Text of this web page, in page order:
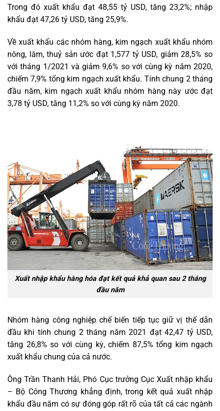
Trong đó xuất khẩu đạt 48,55 tỷ USD, tăng 23,2%; nhập
khẩu đạt 47,26 tỷ USD, tăng 25,9%.
Về xuất khẩu các nhóm hàng, kim ngạch xuất khẩu nhóm
nông, lâm, thuỷ sản ước đạt 1,577 tỷ USD, giảm 28,5% so
với tháng 1/2021 và giảm 9,6% so với cùng kỳ năm 2020,
chiếm 7,9% tổng kim ngạch xuất khẩu. Tính chung 2 tháng
đầu năm, kim ngạch xuất khẩu nhóm hàng này ước đạt
3,78 tỷ USD, tăng 11,2% so với cùng kỳ năm 2020.
Xuất nhập khẩu hàng hóa đạt kết quả khả quan sau 2 tháng
đầu năm
Nhóm hàng công nghiệp chế biến tiếp tục giữ vị thế dẫn
đầu khi tính chung 2 tháng năm 2021 đạt 42,47 tỷ USD,
tăng 26,8% so với cùng kỳ, chiếm 87,5% tổng kim ngạch
xuất khẩu chung của cả nước.
Ông Trần Thanh Hải, Phó Cục trưởng Cục Xuất nhập khẩu
– Bộ Công Thương khẳng định, trong kết quả xuất nhập
khẩu đầu năm có sự đóng góp rất rõ của tất cả các ngành